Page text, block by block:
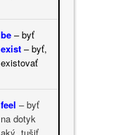
be – byť
exist – byť,
existovať
feel – byť
na dotyk